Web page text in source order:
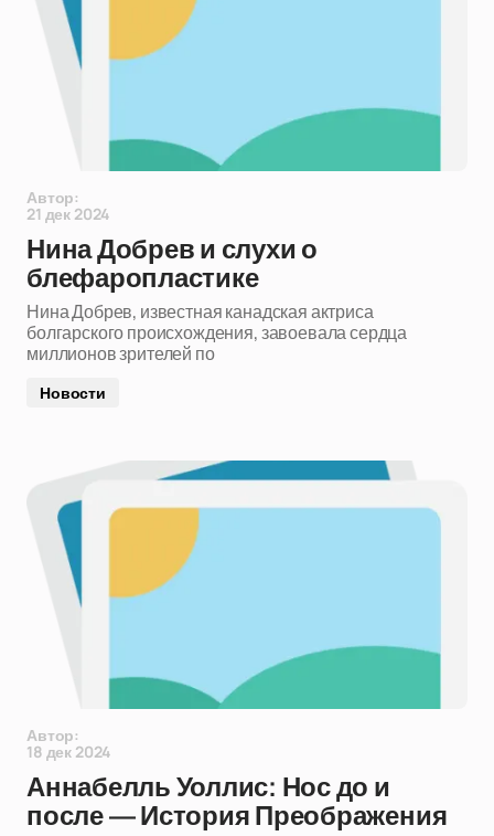
Автор:
21 дек 2024
Нина Добрев и слухи о
блефаропластике
Нина Добрев, известная канадская актриса
болгарского происхождения, завоевала сердца
миллионов зрителей по
Новости
Автор:
18 дек 2024
Аннабелль Уоллис: Нос до и
после — История Преображения